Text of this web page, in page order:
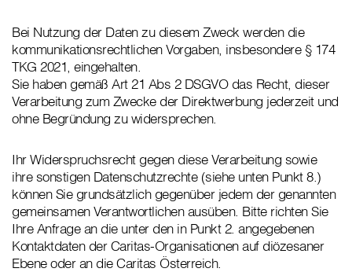
Bei Nutzung der Daten zu diesem Zweck werden die
kommunikationsrechtlichen Vorgaben, insbesondere § 174
TKG 2021, eingehalten.
Sie haben gemäß Art 21 Abs 2 DSGVO das Recht, dieser
Verarbeitung zum Zwecke der Direktwerbung jederzeit und
ohne Begründung zu widersprechen.
Ihr Widerspruchsrecht gegen diese Verarbeitung sowie
ihre sonstigen Datenschutzrechte (siehe unten Punkt 8.)
können Sie grundsätzlich gegenüber jedem der genannten
gemeinsamen Verantwortlichen ausüben. Bitte richten Sie
Ihre Anfrage an die unter den in Punkt 2. angegebenen
Kontaktdaten der Caritas-Organisationen auf diözesaner
Ebene oder an die Caritas Österreich.